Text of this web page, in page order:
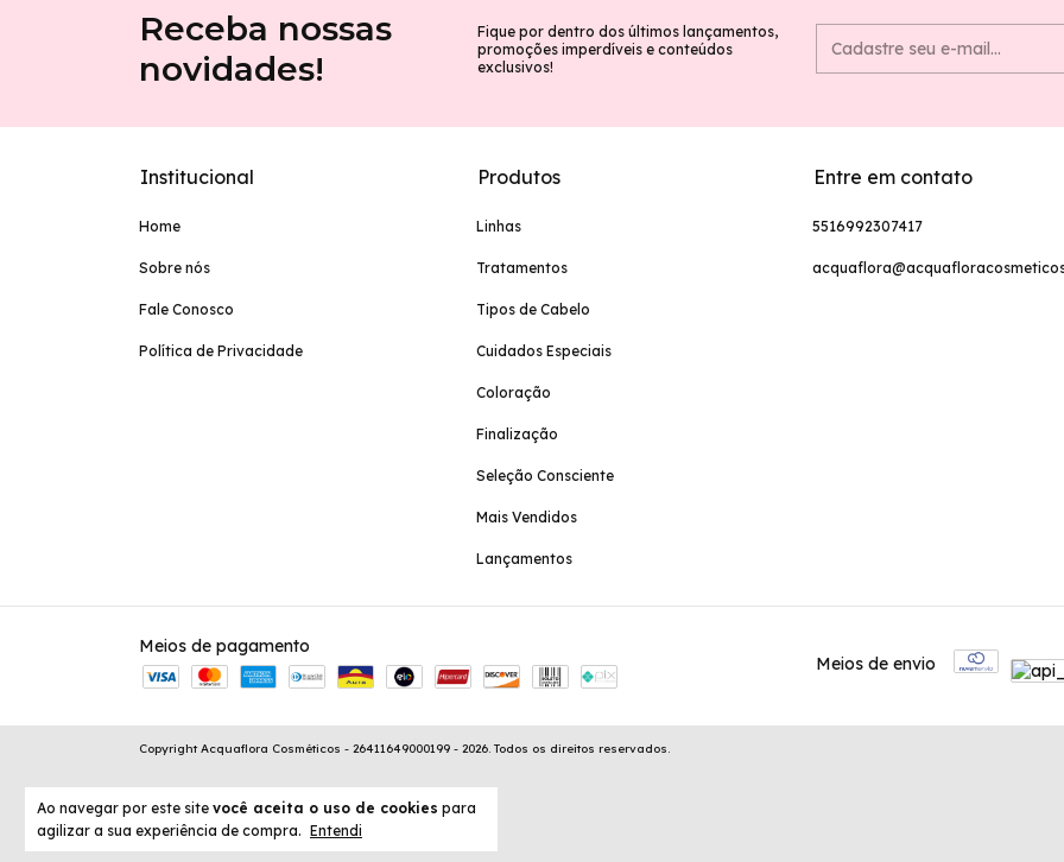
Ao navegar por este site você aceita o uso de cookies para
agilizar a sua experiência de compra. Entendi
Receba nossas
novidades!
Fique por dentro dos últimos lançamentos,
promoções imperdíveis e conteúdos
exclusivos!
Institucional
Home
Sobre nós
Fale Conosco
Política de Privacidade
Produtos
Linhas
Tratamentos
Tipos de Cabelo
Cuidados Especiais
Coloração
Finalização
Seleção Consciente
Mais Vendidos
Lançamentos
Entre em contato
5516992307417
Meios de pagamento
Meios de envio
Copyright Acquaflora Cosméticos - 26411649000199 - 2026. Todos os direitos reservados.